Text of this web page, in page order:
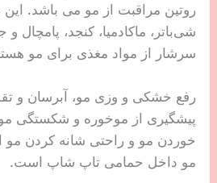
روتین مراقبت از مو می باشد.
شی‌باتر، ماکادمیا، کنجد، پامچال
سرشار از مواد مغذی برای مو
رفع خشکی و وزی مو، آبرسان و
پیشگیری از موخوره و شکستگی
خوردن مو و راحتی شانه کردن مو
مو داخل حمامی تاپ شاپ است.